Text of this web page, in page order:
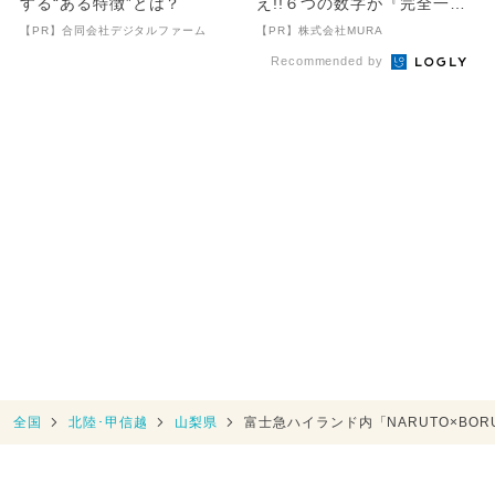
する“ある特徴”とは？
【PR】合同会社デジタルファーム
え!!６つの数字が『完全一
致』する方法
【PR】株式会社MURA
Recommended by
全国 北陸･甲信越 山梨県 富士急ハイランド内「